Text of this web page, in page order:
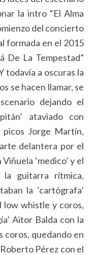
la intro “El Alma
del concierto
formada en el 2015
De La Tempestad”
todavía a oscuras la
se hacen llamar, se
dejando el
ataviado con
Jorge Martín,
delantera por el
‘medico’ y el
la guitarra rítmica,
la ‘cartógrafa’
low whistle y coros,
Aitor Balda con la
coros, quedando en
Pérez con el